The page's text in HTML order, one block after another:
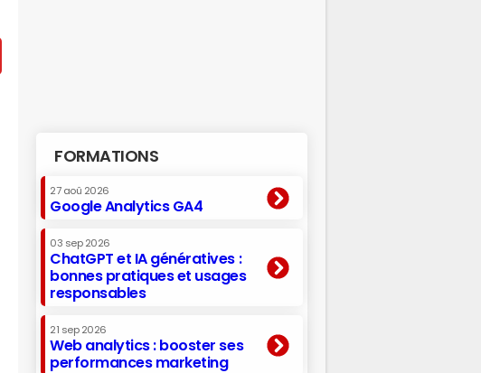
FORMATIONS
27 aoû 2026
Google Analytics GA4
03 sep 2026
ChatGPT et IA génératives :
bonnes pratiques et usages
responsables
21 sep 2026
Web analytics : booster ses
performances marketing